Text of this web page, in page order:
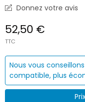
Donnez votre avis
52,50 €
TTC
Nous vous
compatible, plus